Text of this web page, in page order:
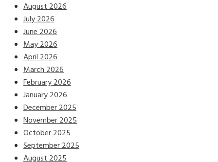
August 2026
July 2026
June 2026
May 2026
April 2026
March 2026
February 2026
January 2026
December 2025
November 2025
October 2025
September 2025
August 2025